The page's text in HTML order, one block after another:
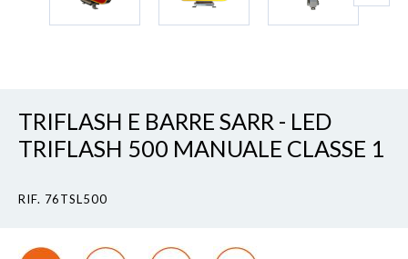
TRIFLASH E BARRE SARR - LED
TRIFLASH 500 MANUALE CLASSE 1
RIF. 76TSL500